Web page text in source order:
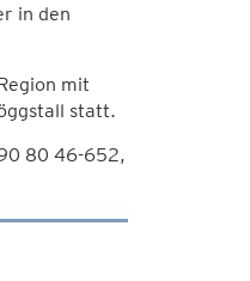
in den
mit
statt.
80 46-652,